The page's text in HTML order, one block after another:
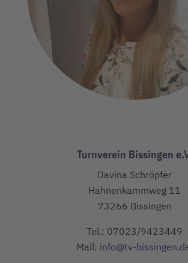
Turnverein Bissingen
Davina Schröpfer
Hahnenkammweg 11
73266 Bissingen
Tel.: 07023/9423449
Mail: info@tv-